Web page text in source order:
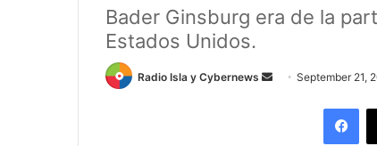
Bader Ginsburg era de la
Estados Unidos.
Radio Isla y Cybernews
Send September 21,